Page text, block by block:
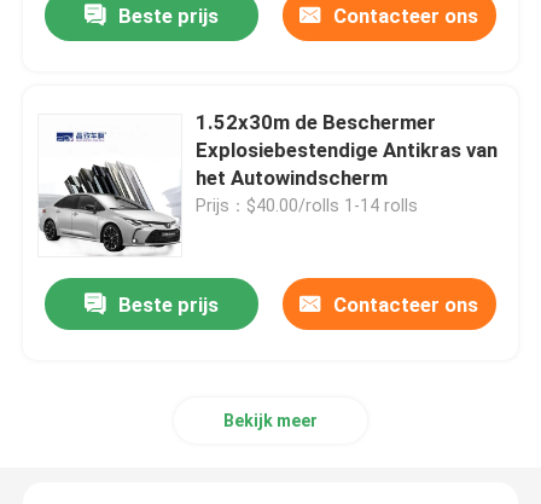
Over ons
Kwaliteitscontrole
Contacteer ons
nieuws
Beste prijs Contacteer ons
1.52x30m de Beschermer
Explosiebestendige Antikras van
het Autowindscherm
Prijs：$40.00/rolls 1-14 rolls
Beste prijs Contacteer ons
Bekijk meer